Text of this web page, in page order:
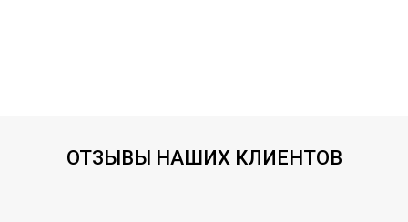
ОТЗЫВЫ НАШИХ КЛИЕНТОВ